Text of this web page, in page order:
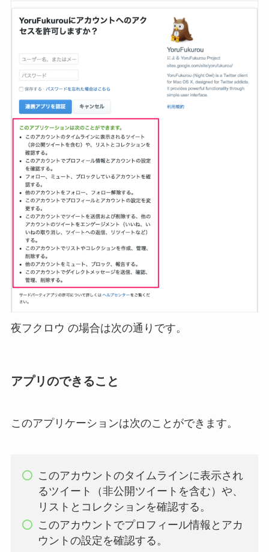
夜フクロウ の場合は次の通りです。
アプリのできること
このアプリケーションは次のことができます。
このアカウントのタイムラインに表示され
るツイート（非公開ツイートを含む）や、
リストとコレクションを確認する。
このアカウントでプロフィール情報とアカ
ウントの設定を確認する。